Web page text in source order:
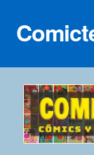
Ir
a
Ir
al
Inicio
Categorías
Franco-Belga